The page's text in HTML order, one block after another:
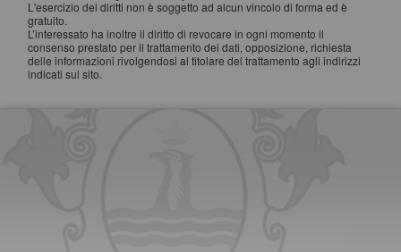
L'esercizio dei diritti non è soggetto ad alcun vincolo di forma ed è
gratuito.
L’interessato ha inoltre il diritto di revocare in ogni momento il
consenso prestato per il trattamento dei dati, opposizione, richiesta
delle informazioni rivolgendosi al titolare del trattamento agli indirizzi
indicati sul sito.